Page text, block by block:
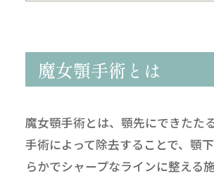
魔女顎手術とは
魔女顎手術とは、顎先にできたた
手術によって除去することで、顎
らかでシャープなラインに整える